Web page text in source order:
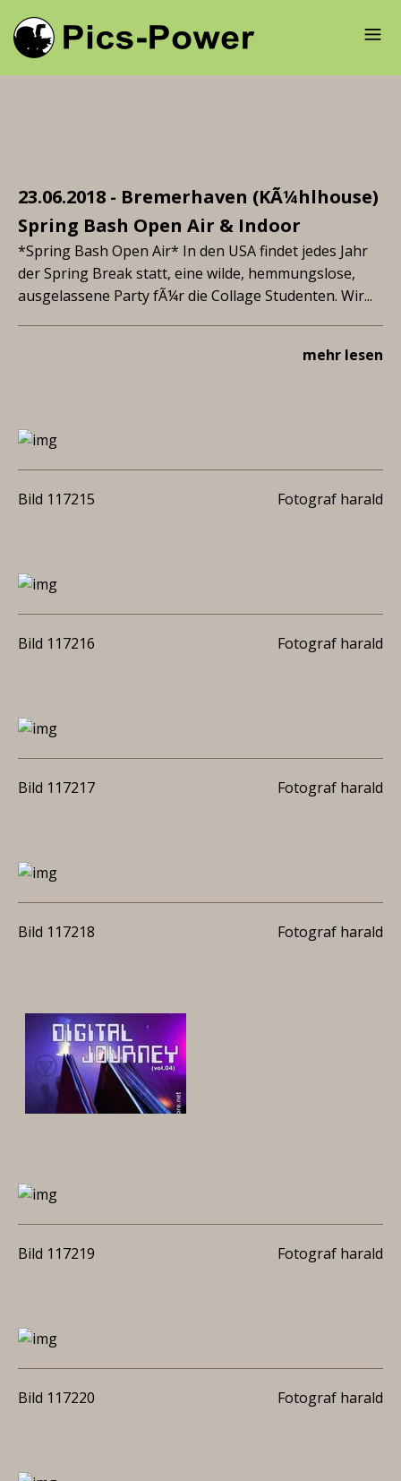
23.06.2018 - Bremerhaven (KÃ¼hlhouse)
Spring Bash Open Air & Indoor
*Spring Bash Open Air* In den USA findet jedes Jahr
der Spring Break statt, eine wilde, hemmungslose,
ausgelassene Party fÃ¼r die Collage Studenten. Wir...
mehr lesen
Bild 117215 Fotograf harald
Bild 117216 Fotograf harald
Bild 117217 Fotograf harald
Bild 117218 Fotograf harald
Bild 117219 Fotograf harald
Bild 117220 Fotograf harald